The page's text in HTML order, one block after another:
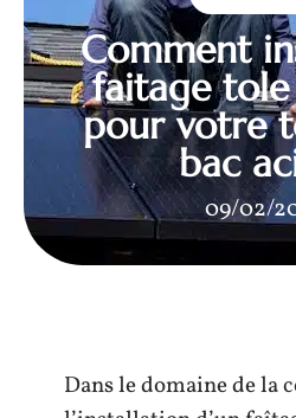
Comment
faitage
pour votre
bac
09/02/
Dans le domaine de la